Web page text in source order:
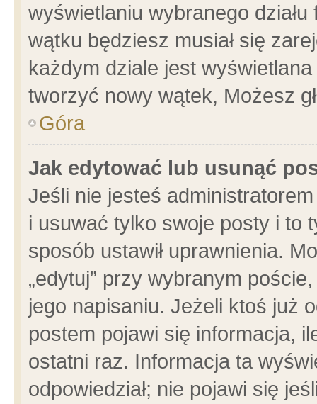
wyświetlaniu wybranego
wątku będziesz musiał się
każdym dziale jest
tworzyć nowy wątek, Możesz
Góra
Jak edytować lub usunąć
Jeśli nie jesteś
i usuwać tylko swoje posty i to
sposób ustawił uprawnienia.
„edytuj” przy wybranym
jego napisaniu. Jeżeli ktoś już
postem pojawi się informacja,
ostatni raz. Informacja ta
odpowiedział; nie pojawi się